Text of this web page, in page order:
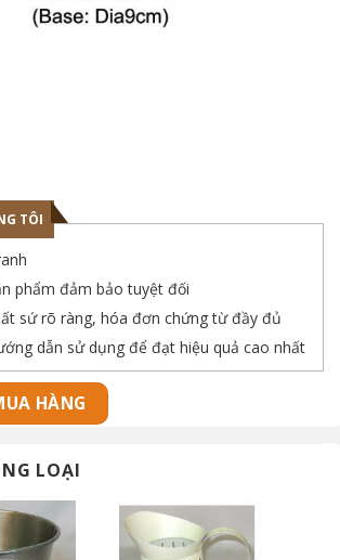
TÔI
phẩm đảm bảo tuyệt đối
sứ rõ ràng, hóa đơn chứng từ đầy đủ
dẫn sử dụng để đạt hiệu quả cao nhất
HÀNG
LOẠI